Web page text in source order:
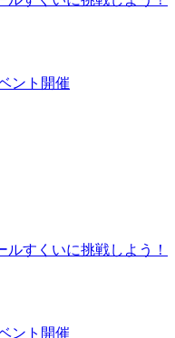
ント開催
すくいに挑戦しよう！
ント開催